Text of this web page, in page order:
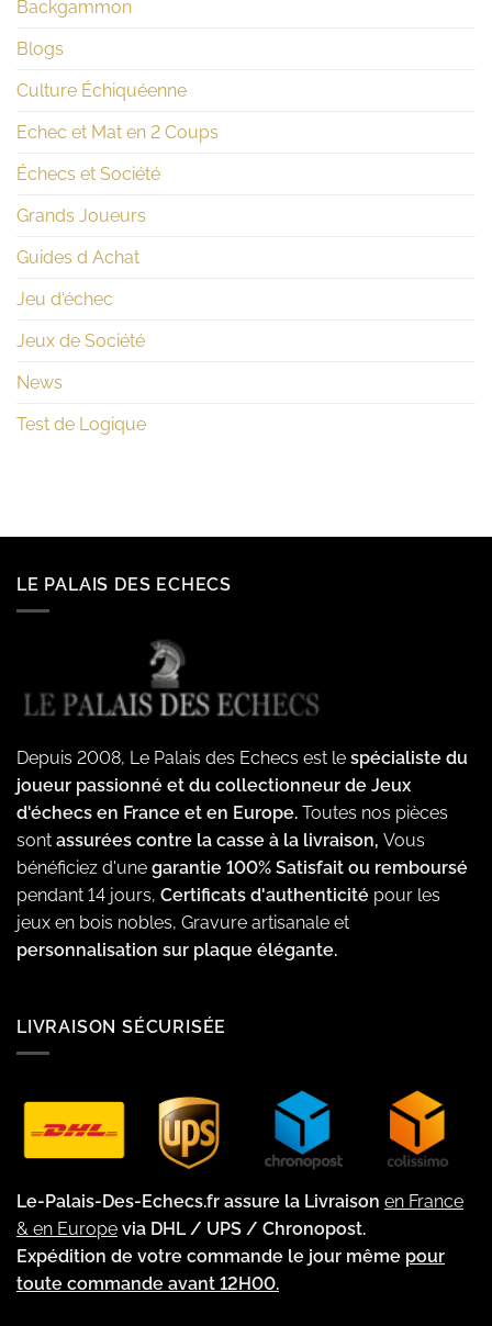
Backgammon
Blogs
Culture Échiquéenne
Echec et Mat en 2 Coups
Échecs et Société
Grands Joueurs
Guides d Achat
Jeu d'échec
Jeux de Société
News
Test de Logique
LE PALAIS DES ECHECS
Depuis 2008, Le Palais des Echecs est le spécialiste du
joueur passionné et du collectionneur de Jeux
d'échecs en France et en Europe. Toutes nos pièces
sont assurées contre la casse à la livraison, Vous
bénéficiez d'une garantie 100% Satisfait ou remboursé
pendant 14 jours, Certificats d'authenticité pour les
jeux en bois nobles, Gravure artisanale et
personnalisation sur plaque élégante.
LIVRAISON SÉCURISÉE
Le-Palais-Des-Echecs.fr assure la Livraison en France
& en Europe via DHL / UPS / Chronopost.
Expédition de votre commande le jour même pour
toute commande avant 12H00.